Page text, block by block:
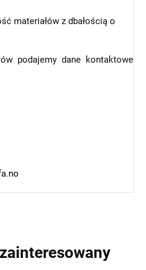
materiałów z dbałością o
podajemy dane kontaktowe